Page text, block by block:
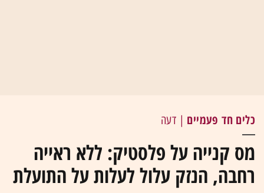
כלים חד פעמיים | דעה
מס קנייה על פלסטיק: ללא ראייה
רחבה, הנזק עלול לעלות על התועלת